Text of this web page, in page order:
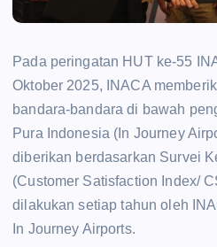
Pada peringatan HUT ke-55
Oktober 2025, INACA
bandara-bandara di bawah
Pura Indonesia (In Journey
diberikan berdasarkan Survei
(Customer Satisfaction Index/
dilakukan setiap tahun oleh
In Journey Airports.